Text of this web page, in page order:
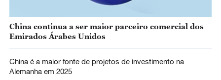
China continua a ser maior parceiro comercial dos
Emirados Árabes Unidos
China é a maior fonte de projetos de investimento na
Alemanha em 2025